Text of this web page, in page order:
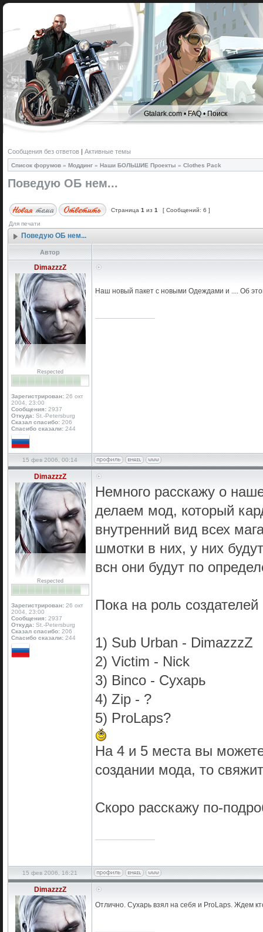
Gtalark.com •FAQ•Поиск
Сообщения без ответов | Активные темы
Список форумов » Моддинг » Наши БОЛЬШИЕ Проекты » Clothes Pack
Поведую ОБ нем...
Страница 1 из 1 [ Сообщений: 6 ]
Для печати
Поведую ОБ нем...
Автор
DimazzzZ
Respected
Зарегистрирован: 26 окт
2004, 23:00
Сообщения: 2937
Откуда: St.-Petersburg
Сказал спасибо: 206
Спасибо сказали: 244
Наш новый пакет с новыми Одеждами и .... Об
15 фев 2006, 00:14
DimazzzZ
Respected
Зарегистрирован: 26 окт
2004, 23:00
Сообщения: 2937
Откуда: St.-Petersburg
Сказал спасибо: 206
Спасибо сказали: 244
Немного расскажу о
делаем мод, который
внутренний вид всех
шмотки в них, у них
всн они будут по
Пока на роль
1) Sub Urban - DimazzzZ
2) Victim - Nick
3) Binco - Сухарь
4) Zip - ?
5) ProLaps?
На 4 и 5 места вы
создании мода, то
Скоро расскажу по-
15 фев 2006, 16:21
DimazzzZ
Отлично. Сухарь взял на себя и ProLaps. Ждем